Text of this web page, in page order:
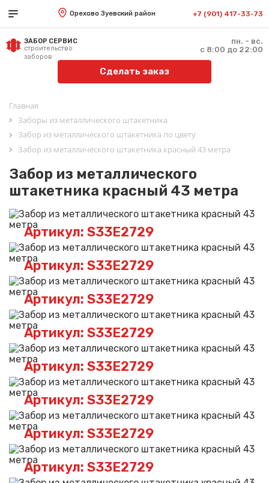
Орехово Зуевский район +7 (901) 417-33-73
ЗАБОР СЕРВИС
строительство
заборов
пн. - вс.
с 8:00 до 22:00
Сделать заказ
Главная
Заборы из металлического штакетника
Забор из металлического штакетника по цвету
Забор из металлического штакетника красный 43 метра
Забор из металлического
штакетника красный 43 метра
Артикул: S33E2729
Артикул: S33E2729
Артикул: S33E2729
Артикул: S33E2729
Артикул: S33E2729
Артикул: S33E2729
Артикул: S33E2729
Артикул: S33E2729